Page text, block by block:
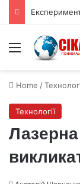
Menu
Home /
Технології